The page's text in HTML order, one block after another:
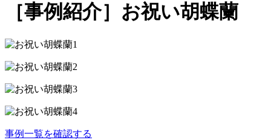
［事例紹介］お祝い胡蝶蘭
事例一覧を確認する